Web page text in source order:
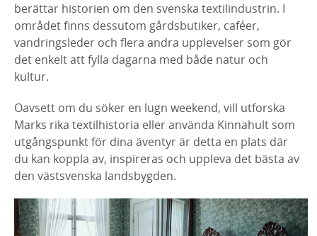
berättar historien om den svenska textilindustrin. I
området finns dessutom gårdsbutiker, caféer,
vandringsleder och flera andra upplevelser som gör
det enkelt att fylla dagarna med både natur och
kultur.
Oavsett om du söker en lugn weekend, vill utforska
Marks rika textilhistoria eller använda Kinnahult som
utgångspunkt för dina äventyr är detta en plats där
du kan koppla av, inspireras och uppleva det bästa av
den västsvenska landsbygden.